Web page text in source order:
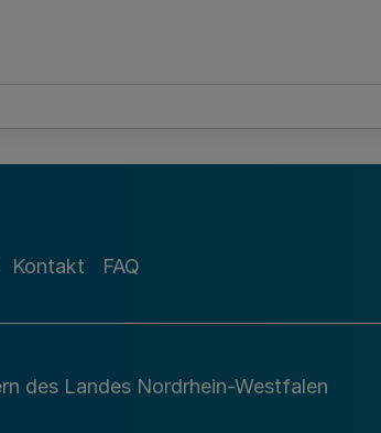
Kontakt FAQ
des Landes Nordrhein-Westfalen